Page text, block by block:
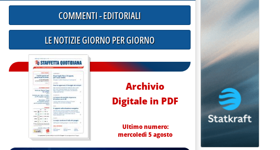
COMMENTI - EDITORIALI
LE NOTIZIE GIORNO PER GIORNO
Archivio
Digitale in PDF
Ultimo numero:
mercoledì 5 agosto